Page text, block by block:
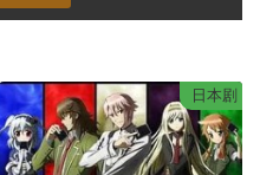
日本剧